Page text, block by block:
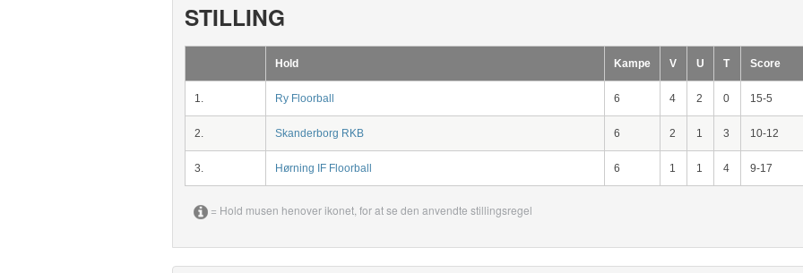
STILLING
Hold Kampe V U T Score
1. Ry Floorball 6 4 2 0 15-5
2. Skanderborg RKB 6 2 1 3 10-12
3. Hørning IF Floorball 6 1 1 4 9-17
= Hold musen henover ikonet, for at se den anvendte stillingsregel